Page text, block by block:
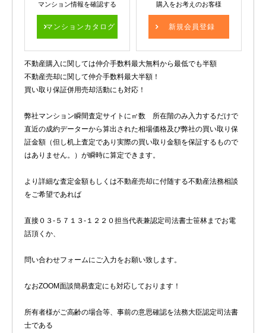
マンション情報を確認する
マンションカタログ
購入をお考えのお客様
新規会員登録
不動産購入に関しては仲介手数料最大無料から最低でも半額
不動産売却に関して仲介手数料最大半額！
買い取り保証併用売却活動にも対応！
弊社マンション瞬間査定サイトに㎡数 所在階のみ入力するだけで
直近の成約データーから算出された相場価格及び弊社の買い取り保
証金額（但し机上査定であり実際の買い取り金額を保証するもので
はありません。）が瞬時に算定できます。
より詳細な査定金額もしくは不動産売却に付随する不動産法務相談
をご希望であれば
直接０３-５７１３-１２２０担当代表兼認定司法書士笹林までお電
話頂くか、
問い合わせフォームにご入力をお願い致します。
なおZOOM面談簡易査定にも対応しております！
所有者様がご高齢の場合等、事前の意思確認を法務大臣認定司法書
士である